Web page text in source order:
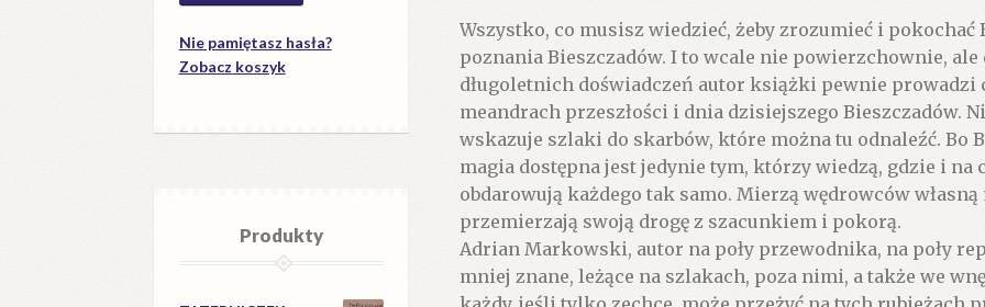
Wszystko, co musisz wiedzieć, żeby zrozumieć i pokochać
poznania Bieszczadów. I to wcale nie powierzchownie, ale
długoletnich doświadczeń autor książki pewnie prowadzi
meandrach przeszłości i dnia dzisiejszego Bieszczadów.
wskazuje szlaki do skarbów, które można tu odnaleźć. Bo
magia dostępna jest jedynie tym, którzy wiedzą, gdzie i na
obdarowują każdego tak samo. Mierzą wędrowców
przemierzają swoją drogę z szacunkiem i pokorą.
Adrian Markowski, autor na poły przewodnika, na poły
mniej znane, leżące na szlakach, poza nimi, a także we
Nie pamiętasz hasła?
Zobacz koszyk
Produkty